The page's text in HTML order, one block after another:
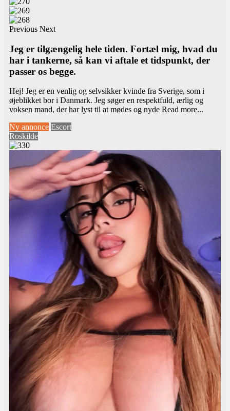
Previous Next
Jeg er tilgængelig hele tiden. Fortæl mig, hvad du
har i tankerne, så kan vi aftale et tidspunkt, der
passer os begge.
Hej! Jeg er en venlig og selvsikker kvinde fra Sverige, som i
øjeblikket bor i Danmark. Jeg søger en respektfuld, ærlig og
voksen mand, der har lyst til at mødes og nyde Read more...
Ny annonce Escort
Roskilde